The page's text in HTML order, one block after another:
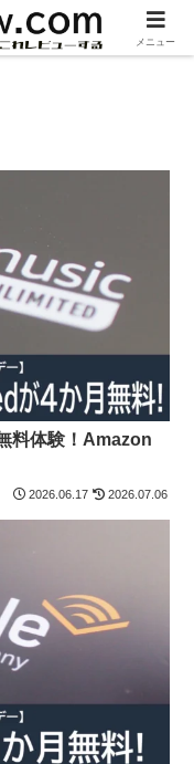
料体験！Amazon
2026.06.17 2026.07.06
メニュー